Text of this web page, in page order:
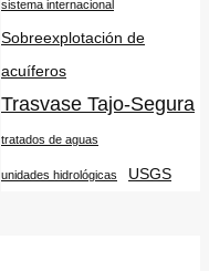
sistema internacional
Sobreexplotación de
acuíferos
Trasvase Tajo-Segura
tratados de aguas
unidades hidrológicas USGS